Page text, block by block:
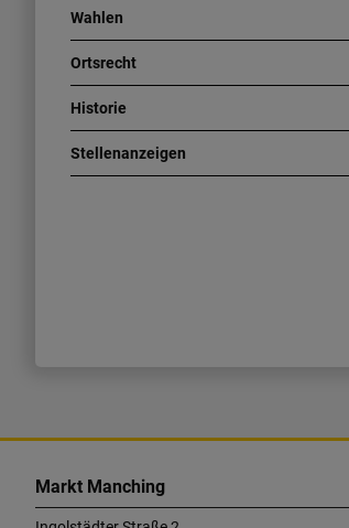
Wahlen
Ortsrecht
Historie
Stellenanzeigen
Markt Manching